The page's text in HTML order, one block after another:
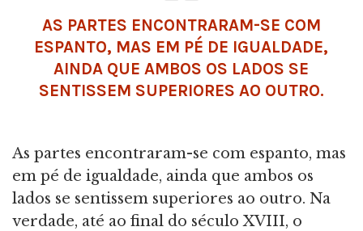
AS PARTES ENCONTRARAM-SE COM
ESPANTO, MAS EM PÉ DE IGUALDADE,
AINDA QUE AMBOS OS LADOS SE
SENTISSEM SUPERIORES AO OUTRO.
As partes encontraram-se com espanto, mas
em pé de igualdade, ainda que ambos os
lados se sentissem superiores ao outro. Na
verdade, até ao final do século XVIII, o